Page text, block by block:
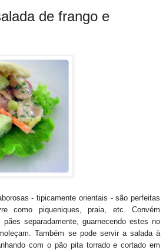
de frango e
- tipicamente orientais - são perfeitas
como piqueniques, praia, etc. Convém
separadamente, guarnecendo estes no
Também se pode servir a salada à
com o pão pita torrado e cortado em